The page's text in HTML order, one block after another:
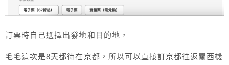
訂票時自己選擇出發地和目的地，
毛毛這次是8天都待在京都，所以可以直接訂京都往返關西機